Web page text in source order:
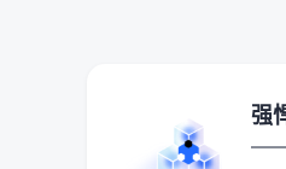
强